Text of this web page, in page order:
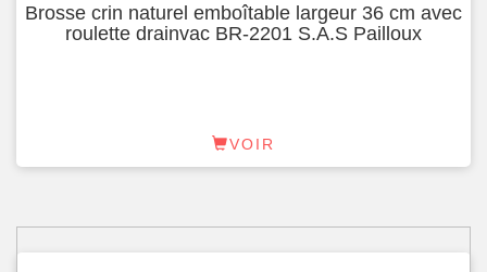
Brosse crin naturel emboîtable largeur 36 cm avec
roulette drainvac BR-2201 S.A.S Pailloux
VOIR